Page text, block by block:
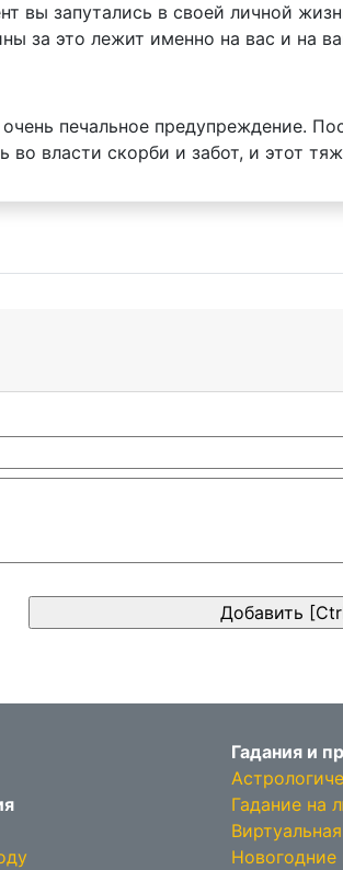
вы запутались в своей личной
за это лежит именно на вас и на
печальное предупреждение.
власти скорби и забот, и этот
Гадания и
Гадание на
Новогодние